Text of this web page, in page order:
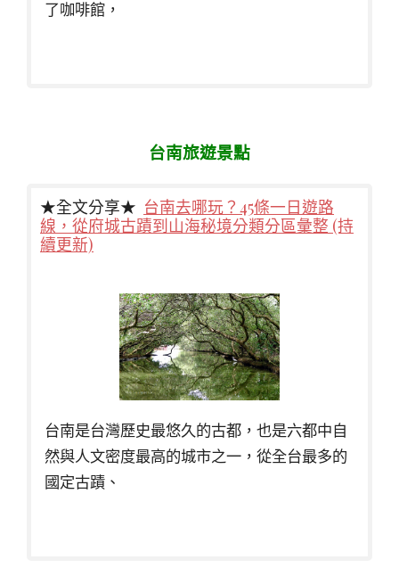
了咖啡館，
台南旅遊景點
★全文分享★ 台南去哪玩？45條一日遊路
線，從府城古蹟到山海秘境分類分區彙整 (持
續更新)
台南是台灣歷史最悠久的古都，也是六都中自
然與人文密度最高的城市之一，從全台最多的
國定古蹟、